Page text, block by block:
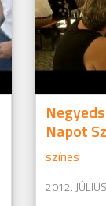
Napot
színes
2012.